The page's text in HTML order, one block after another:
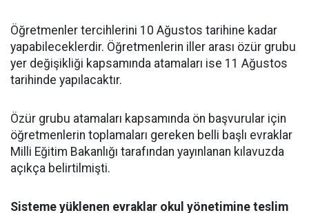
Öğretmenler tercihlerini 10 Ağustos tarihine kadar
yapabileceklerdir. Öğretmenlerin iller arası özür grubu
yer değişikliği kapsamında atamaları ise 11 Ağustos
tarihinde yapılacaktır.
Özür grubu atamaları kapsamında ön başvurular için
öğretmenlerin toplamaları gereken belli başlı evraklar
Milli Eğitim Bakanlığı tarafından yayınlanan kılavuzda
açıkça belirtilmişti.
Sisteme yüklenen evraklar okul yönetimine teslim